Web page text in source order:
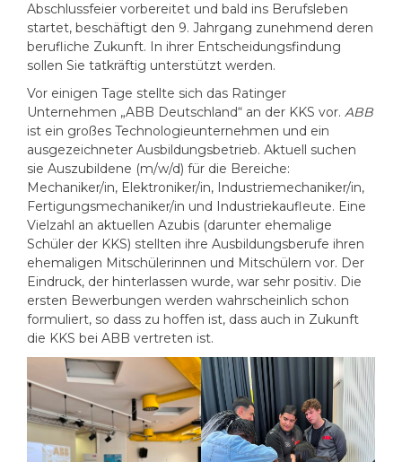
Abschlussfeier vorbereitet und bald ins Berufsleben
startet, beschäftigt den 9. Jahrgang zunehmend deren
berufliche Zukunft. In ihrer Entscheidungsfindung
sollen Sie tatkräftig unterstützt werden.
Vor einigen Tage stellte sich das Ratinger
Unternehmen „ABB Deutschland“ an der KKS vor. ABB
ist ein großes Technologieunternehmen und ein
ausgezeichneter Ausbildungsbetrieb. Aktuell suchen
sie Auszubildene (m/w/d) für die Bereiche:
Mechaniker/in, Elektroniker/in, Industriemechaniker/in,
Fertigungsmechaniker/in und Industriekaufleute. Eine
Vielzahl an aktuellen Azubis (darunter ehemalige
Schüler der KKS) stellten ihre Ausbildungsberufe ihren
ehemaligen Mitschülerinnen und Mitschülern vor. Der
Eindruck, der hinterlassen wurde, war sehr positiv. Die
ersten Bewerbungen werden wahrscheinlich schon
formuliert, so dass zu hoffen ist, dass auch in Zukunft
die KKS bei ABB vertreten ist.